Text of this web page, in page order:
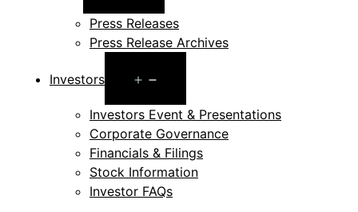
menu
Press Releases
Press Release Archives
Investors
menu
Investors Event & Presentations
Corporate Governance
Financials & Filings
Stock Information
Investor FAQs